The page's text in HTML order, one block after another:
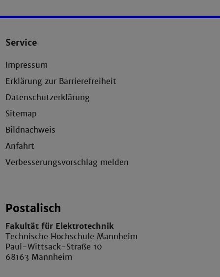
Service
Impressum
Erklärung zur Barrierefreiheit
Datenschutzerklärung
Sitemap
Bildnachweis
Anfahrt
Verbesserungsvorschlag melden
Postalisch
Fakultät für Elektrotechnik
Technische Hochschule Mannheim
Paul-Wittsack-Straße 10
68163 Mannheim